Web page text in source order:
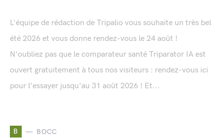
L'équipe de rédaction de Tripalio vous souhaite un très bel
été 2026 et vous donne rendez-vous le 24 août !
N'oubliez pas que le comparateur santé Triparator IA est
ouvert gratuitement à tous nos visiteurs : rendez-vous ici
pour l'essayer jusqu'au 31 août 2026 ! Et...
B BOCC